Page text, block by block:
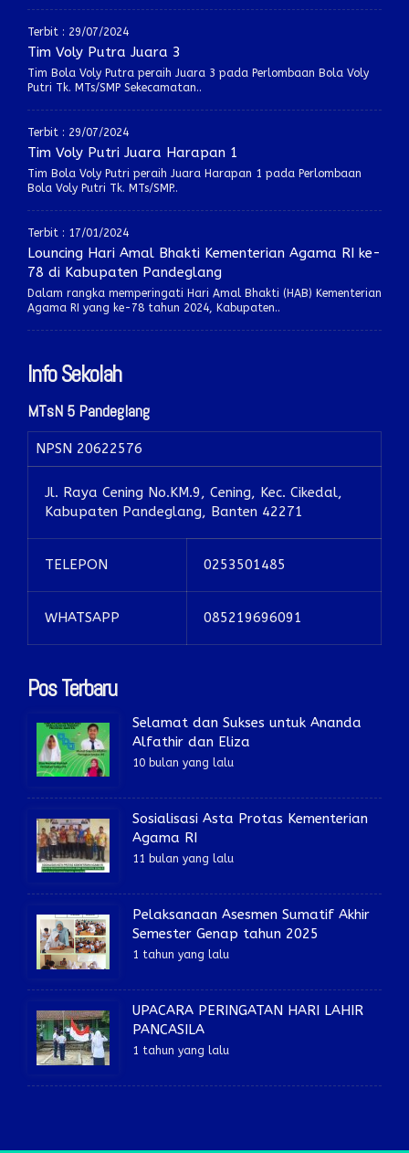
Terbit : 29/07/2024
Tim Voly Putra Juara 3
Tim Bola Voly Putra peraih Juara 3 pada Perlombaan Bola Voly
Putri Tk. MTs/SMP Sekecamatan..
Terbit : 29/07/2024
Tim Voly Putri Juara Harapan 1
Tim Bola Voly Putri peraih Juara Harapan 1 pada Perlombaan
Bola Voly Putri Tk. MTs/SMP..
Terbit : 17/01/2024
Louncing Hari Amal Bhakti Kementerian Agama RI ke-
78 di Kabupaten Pandeglang
Dalam rangka memperingati Hari Amal Bhakti (HAB) Kementerian
Agama RI yang ke-78 tahun 2024, Kabupaten..
Info Sekolah
MTsN 5 Pandeglang
NPSN 20622576
Jl. Raya Cening No.KM.9, Cening, Kec. Cikedal,
Kabupaten Pandeglang, Banten 42271
TELEPON 0253501485
WHATSAPP 085219696091
Pos Terbaru
Selamat dan Sukses untuk Ananda
Alfathir dan Eliza
10 bulan yang lalu
Sosialisasi Asta Protas Kementerian
Agama RI
11 bulan yang lalu
Pelaksanaan Asesmen Sumatif Akhir
Semester Genap tahun 2025
1 tahun yang lalu
UPACARA PERINGATAN HARI LAHIR
PANCASILA
1 tahun yang lalu